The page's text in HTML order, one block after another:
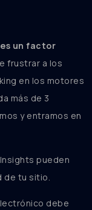
un factor
frustrar a los
en los motores
más de 3
y entramos en
pueden
de tu sitio.
debe